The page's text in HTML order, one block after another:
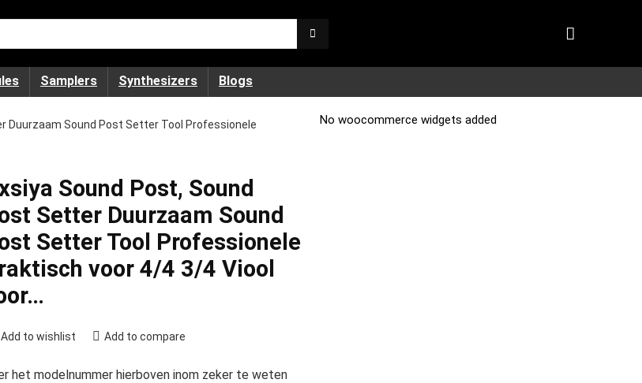
Samplers Synthesizers Blogs
Duurzaam Sound Post Setter Tool Professionele
Sound Post, Sound
Setter Duurzaam Sound
Setter Tool Professionele
voor 4/4 3/4 Viool
Add to wishlist Add to compare
het modelnummer hierboven inom zeker te weten
No woocommerce widgets added